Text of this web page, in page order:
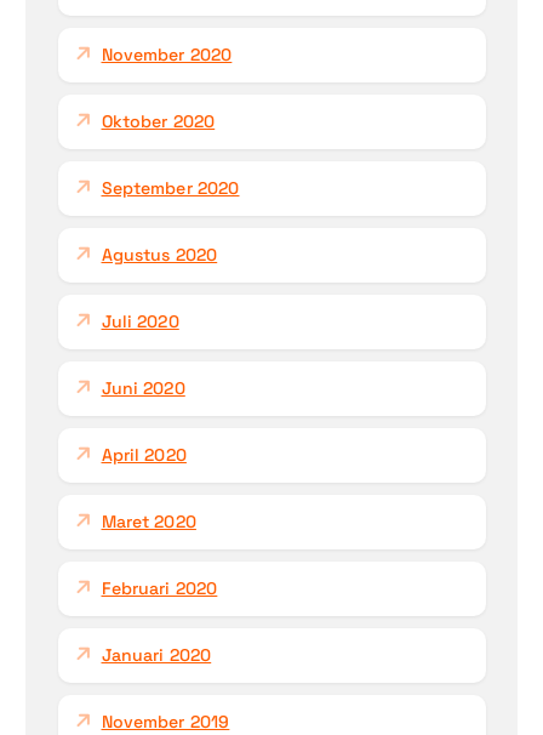
November 2020
Oktober 2020
September 2020
Agustus 2020
Juli 2020
Juni 2020
April 2020
Maret 2020
Februari 2020
Januari 2020
November 2019